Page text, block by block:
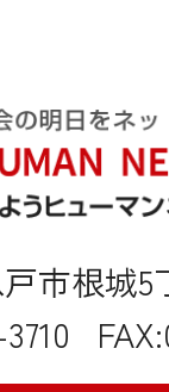
市根城5